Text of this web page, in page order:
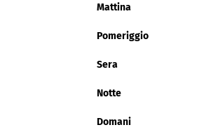
Mattina
Pomeriggio
Sera
Notte
Domani